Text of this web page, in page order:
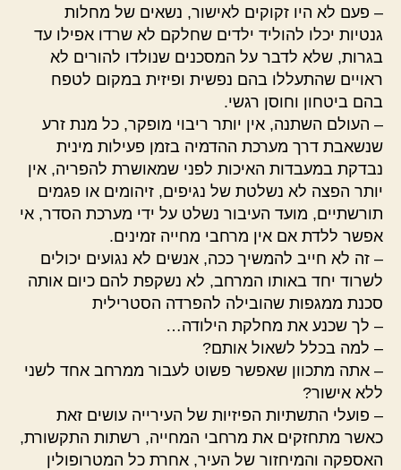
– פעם לא היו זקוקים לאישור, נשאים של מחלות
גנטיות יכלו להוליד ילדים שחלקם לא שרדו אפילו עד
בגרות, שלא לדבר על המסכנים שנולדו להורים לא
ראויים שהתעללו בהם נפשית ופיזית במקום לטפח
בהם ביטחון וחוסן רגשי.
– העולם השתנה, אין יותר ריבוי מופקר, כל מנת זרע
שנשאבת דרך מערכת ההדמיה בזמן פעילות מינית
נבדקת במעבדות האיכות לפני שמאושרת להפריה, אין
יותר הפצה לא נשלטת של נגיפים, זיהומים או פגמים
תורשתיים, מועד העיבור נשלט על ידי מערכת הסדר, אי
אפשר ללדת אם אין מרחבי מחייה זמינים.
– זה לא חייב להמשיך ככה, אנשים לא נגועים יכולים
לשרוד יחד באותו המרחב, לא נשקפת להם כיום אותה
סכנת ממגפות שהובילה להפרדה הסטרילית
– לך שכנע את מחלקת הילודה…
– למה בכלל לשאול אותם?
– אתה מתכוון שאפשר פשוט לעבור ממרחב אחד לשני
ללא אישור?
– פועלי התשתיות הפיזיות של העירייה עושים זאת
כאשר מתחזקים את מרחבי המחייה, רשתות התקשורת,
האספקה והמיחזור של העיר, אחרת כל המטרופולין